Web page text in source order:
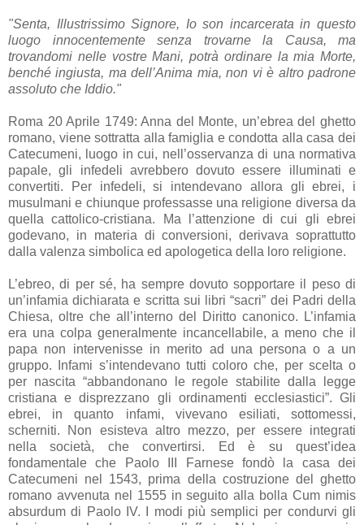
"Senta, Illustrissimo Signore, Io son incarcerata in questo
luogo innocentemente senza trovarne la Causa, ma
trovandomi nelle vostre Mani, potrà ordinare la mia Morte,
benché ingiusta, ma dell’Anima mia, non vi è altro padrone
assoluto che Iddio."
Roma 20 Aprile 1749: Anna del Monte, un’ebrea del ghetto
romano, viene sottratta alla famiglia e condotta alla casa dei
Catecumeni, luogo in cui, nell’osservanza di una normativa
papale, gli infedeli avrebbero dovuto essere illuminati e
convertiti. Per infedeli, si intendevano allora gli ebrei, i
musulmani e chiunque professasse una religione diversa da
quella cattolico-cristiana. Ma l’attenzione di cui gli ebrei
godevano, in materia di conversioni, derivava soprattutto
dalla valenza simbolica ed apologetica della loro religione.
L’ebreo, di per sé, ha sempre dovuto sopportare il peso di
un’infamia dichiarata e scritta sui libri “sacri” dei Padri della
Chiesa, oltre che all’interno del Diritto canonico. L’infamia
era una colpa generalmente incancellabile, a meno che il
papa non intervenisse in merito ad una persona o a un
gruppo. Infami s’intendevano tutti coloro che, per scelta o
per nascita “abbandonano le regole stabilite dalla legge
cristiana e disprezzano gli ordinamenti ecclesiastici”. Gli
ebrei, in quanto infami, vivevano esiliati, sottomessi,
scherniti. Non esisteva altro mezzo, per essere integrati
nella società, che convertirsi. Ed è su quest’idea
fondamentale che Paolo III Farnese fondò la casa dei
Catecumeni nel 1543, prima della costruzione del ghetto
romano avvenuta nel 1555 in seguito alla bolla Cum nimis
absurdum di Paolo IV. I modi più semplici per condurvi gli